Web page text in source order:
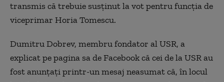
transmis că trebuie susținut la vot pentru funcția de
viceprimar Horia Tomescu.
Dumitru Dobrev, membru fondator al USR, a
explicat pe pagina sa de Facebook că cei de la USR au
fost anunțați printr-un mesaj neasumat că, în locul